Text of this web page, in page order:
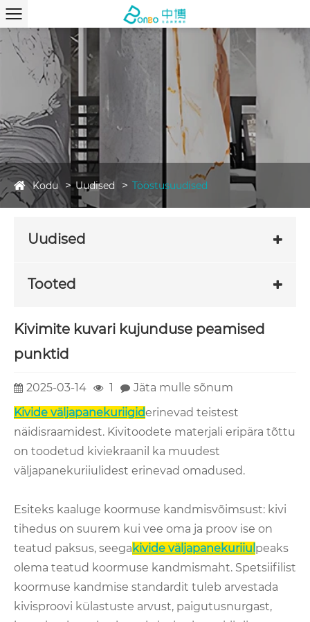
Kodu Uudised Tööstusuudised
Uudised
Tooted
Kivimite kuvari kujunduse peamised
punktid
2025-03-14 1
Jäta mulle sõnum
Kivide väljapanekuriigiderinevad teistest
näidisraamidest. Kivitoodete materjali eripära tõttu
on toodetud kiviekraanil ka muudest
väljapanekuriiulidest erinevad omadused.
Esiteks kaaluge koormuse kandmisvõimsust: kivi
tihedus on suurem kui vee oma ja proov ise on
teatud paksus, seega kivide väljapanekuriiul peaks
olema teatud koormuse kandmismaht. Spetsiifilist
koormuse kandmise standardit tuleb arvestada
kivisproovi külastuste arvust, paigutusnurgast,